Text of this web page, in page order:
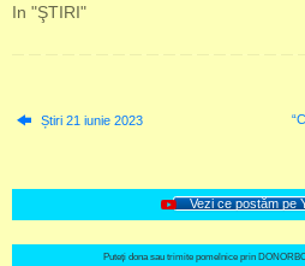
In "ŞTIRI"
Știri 21 iunie 2023
Vezi ce postăm pe
Puteți dona sau trimite pomelnice prin